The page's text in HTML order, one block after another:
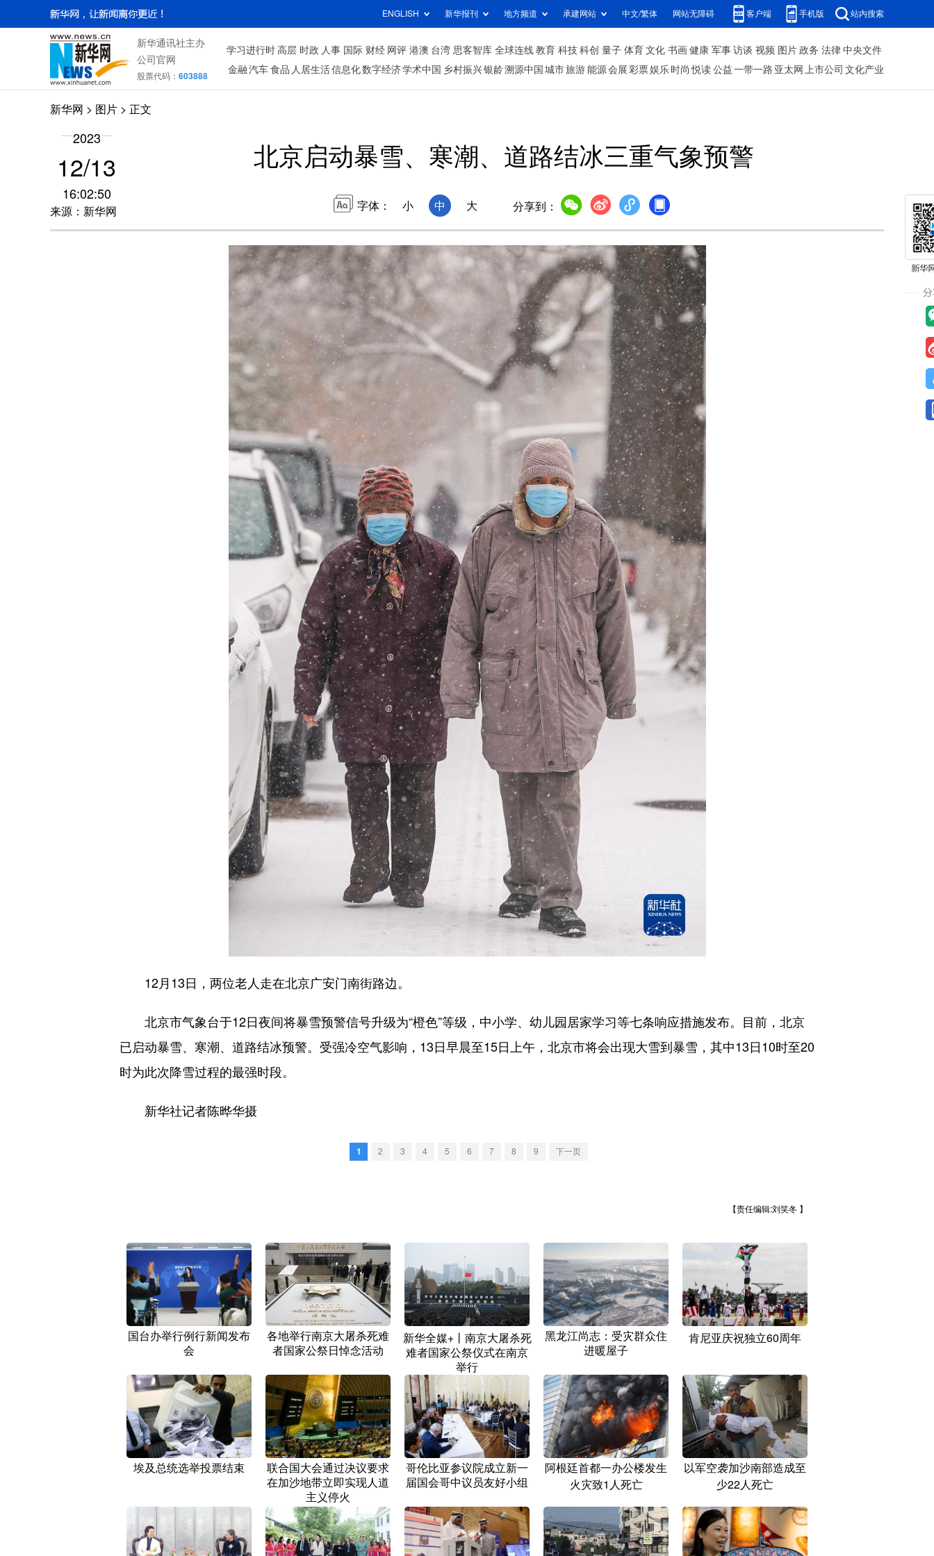
ENGLISH 新华报刊 地方频道 承建网站 中文/繁体 网站无障碍 客户端 手机版 站内搜索
新华通讯社主办
公司官网
股票代码： 603888
学习进行时 高层 时政 人事 国际 财经 网评 港澳 台湾 思客智库 全球连线 教育 科技 科创 量子 体育 文化 书画 健康 军事 访谈 视频 图片 政务 法律 中央文件
金融 汽车 食品 人居生活信息化数字经济学术中国 乡村振兴银龄溯源中国 城市旅游 能源 会展 彩票娱乐 时尚 悦读 公益 一带一路 亚太网 上市公司 文化产业
新华网 > 图片 > 正文
2023
12/13
16:02:50
来源：新华网
北京启动暴雪、寒潮、道路结冰三重气象预警
字体： 小 中 大 分享到：
12月13日，两位老人走在北京广安门南街路边。
北京市气象台于12日夜间将暴雪预警信号升级为“橙色”等级，中小学、幼儿园居家学习等七条响应措施发布。目前，北京
已启动暴雪、寒潮、道路结冰预警。受强冷空气影响，13日早晨至15日上午，北京市将会出现大雪到暴雪，其中13日10时至20
时为此次降雪过程的最强时段。
新华社记者陈晔华摄
1 2 3 4 5 6 7 8 9 下一页
【责任编辑:刘笑冬 】
国台办举行例行新闻发布
会
各地举行南京大屠杀死难
者国家公祭日悼念活动
新华全媒+丨南京大屠杀死
难者国家公祭仪式在南京
举行
黑龙江尚志：受灾群众住
进暖屋子
肯尼亚庆祝独立60周年
埃及总统选举投票结束
联合国大会通过决议要求
在加沙地带立即实现人道
主义停火
哥伦比亚参议院成立新一
届国会哥中议员友好小组
阿根廷首都一办公楼发生
火灾致1人死亡
以军空袭加沙南部造成至
少22人死亡